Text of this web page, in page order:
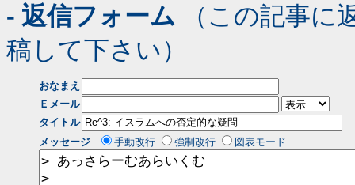
- 返信フォーム （この記事に
稿して下さい）
おなまえ
Ｅメール
タイトル
メッセージ
手動改行 強制改行 図表モード